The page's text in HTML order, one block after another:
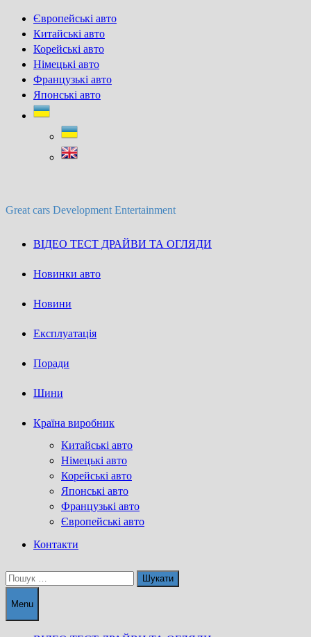
Skip
content
Європейські авто
Китайські авто
Корейські авто
Німецькі авто
Французькі авто
Японські авто
Great cars Development Entertainment
ВІДЕО ТЕСТ ДРАЙВИ ТА ОГЛЯДИ
Новинки авто
Новини
Експлуатація
Поради
Шини
Країна виробник
Китайські авто
Німецькі авто
Корейські авто
Японські авто
Французькі авто
Європейські авто
Контакти
Пошук:
Menu